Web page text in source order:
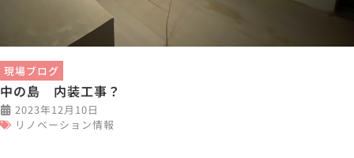
現場ブログ
中の島 内装工事？
2023年12月10日
リノベーション情報